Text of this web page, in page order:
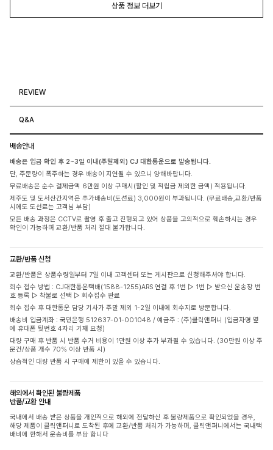
상품 정보 더보기
REVIEW
Q&A
배송안내
배송은 입금 확인 후 2~3일 이내(주말제외) CJ 대한통운으로 발송됩니다.
단, 주문량이 폭주하는 경우 배송이 지연될 수 있으니 양해바랍니다.
무료배송은 순수 결제금액 6만원 이상 구매시(할인 및 적립금 제외한 금액) 적용됩니다.
제주도 및 도서산간지역은 추가배송비(도선료) 3,000원이 부과됩니다. (무료배송,교환/반품
시에도 도선료는 고객님 부담)
모든 배송 과정은 CCTV로 촬영 후 출고 진행되고 있어 상품을 고의적으로 훼손하시는 경우
확인이 가능하며 교환/반품 처리 절대 불가합니다.
교환/반품 신청
교환/반품은 상품수령일부터 7일 이내 고객센터 또는 게시판으로 신청해주셔야 합니다.
회수 접수 방법 : CJ대한통운택배(1588-1255)ARS 연결 후 1번 ▷ 1번 ▷ 받으신 운송장 번
호 등록 ▷ 착불로 선택 ▷ 회수접수 완료
회수 접수 후 대한통운 담당 기사가 주말 제외 1-2일 이내에 회수지로 방문합니다.
배송비 입금계좌 : 국민은행 512637-01-001048 / 예금주 : (주)클릭앤퍼니 (입금자명 옆
에 휴대폰 뒷번호 4자리 기재 요청)
대량 구매 후 반품 시 반품 수거 비용이 1만원 이상 추가 부과될 수 있습니다. (30만원 이상 주
문건/상품 개수 70% 이상 반품 시)
상습적인 대량 반품 시 구매에 제한이 있을 수 있습니다.
해외에서 확인된 불량제품
반품/교환 안내
국내에서 배송 받은 상품을 개인적으로 해외에 전달하신 후 불량제품으로 확인되었을 경우,
해당 제품이 클릭앤퍼니로 도착된 후에 교환/반품 처리가 가능하며, 클릭앤퍼니에서는 국내택
배비에 한해서 운송비를 부담 합니다